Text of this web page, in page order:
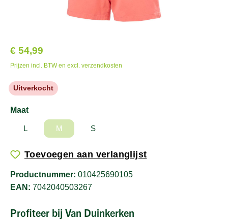
€ 54,99
Prijzen incl. BTW en excl. verzendkosten
Uitverkocht
Maat
L M S
Toevoegen aan verlanglijst
Productnummer: 010425690105
EAN: 7042040503267
Profiteer bij Van Duinkerken